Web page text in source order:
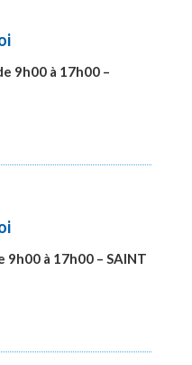
9h00 à 17h00 –
9h00 à 17h00 – SAINT